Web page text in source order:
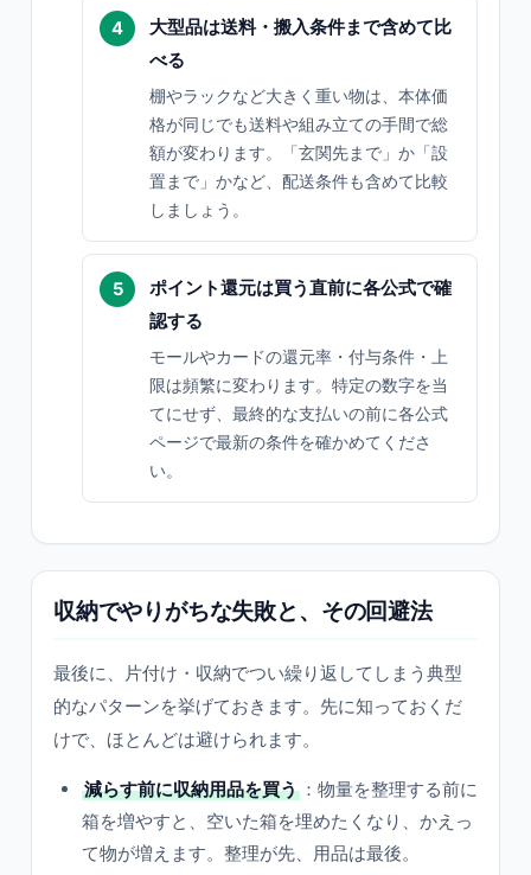
大型品は送料・搬入条件まで含めて比
べる
棚やラックなど大きく重い物は、本体価
格が同じでも送料や組み立ての手間で総
額が変わります。「玄関先まで」か「設
置まで」かなど、配送条件も含めて比較
しましょう。
ポイント還元は買う直前に各公式で確
認する
モールやカードの還元率・付与条件・上
限は頻繁に変わります。特定の数字を当
てにせず、最終的な支払いの前に各公式
ページで最新の条件を確かめてくださ
い。
収納でやりがちな失敗と、その回避法
最後に、片付け・収納でつい繰り返してしまう典型
的なパターンを挙げておきます。先に知っておくだ
けで、ほとんどは避けられます。
減らす前に収納用品を買う ：物量を整理する前に
箱を増やすと、空いた箱を埋めたくなり、かえっ
て物が増えます。整理が先、用品は最後。